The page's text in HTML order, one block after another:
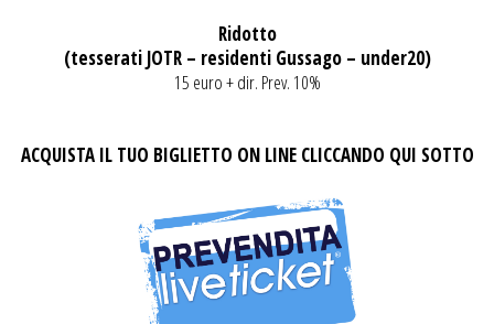
Ridotto
(tesserati JOTR – residenti Gussago – under20)
15 euro + dir. Prev. 10%
ACQUISTA IL TUO BIGLIETTO ON LINE CLICCANDO QUI SOTTO